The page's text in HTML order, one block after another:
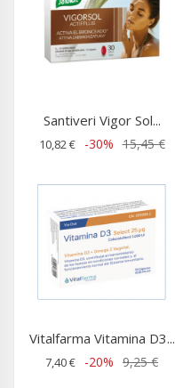
Santiveri Vigor Sol...
10,82 € -30% 15,45 €
Vitalfarma Vitamina D3...
7,40 € -20% 9,25 €